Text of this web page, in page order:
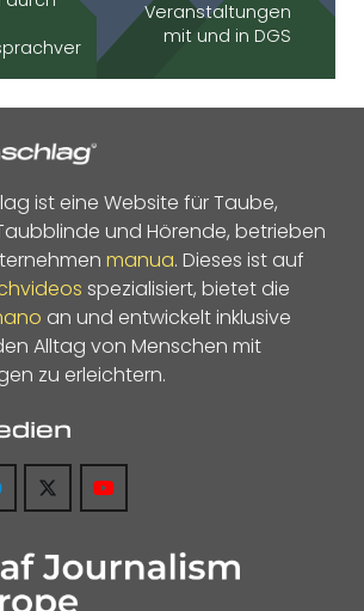
Veranstaltungen
mit und in DGS
ist eine Website für Taube,
und Hörende, betrieben
manua. Dieses ist auf
spezialisiert, bietet die
an und entwickelt inklusive
Alltag von Menschen mit
zu erleichtern.